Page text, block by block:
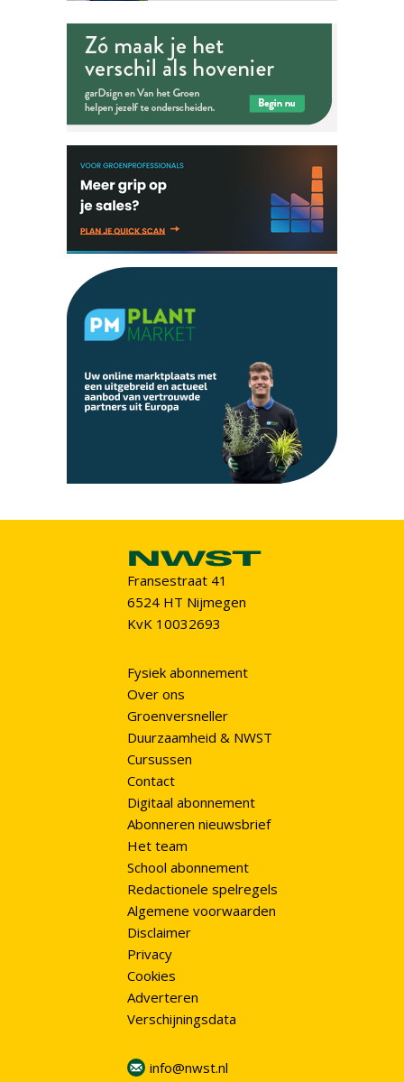
Fransestraat 41
6524 HT Nijmegen
KvK 10032693
Fysiek abonnement
Over ons
Groenversneller
Duurzaamheid & NWST
Cursussen
Contact
Digitaal abonnement
Abonneren nieuwsbrief
Het team
School abonnement
Redactionele spelregels
Algemene voorwaarden
Disclaimer
Privacy
Cookies
Adverteren
Verschijningsdata
info@nwst.nl